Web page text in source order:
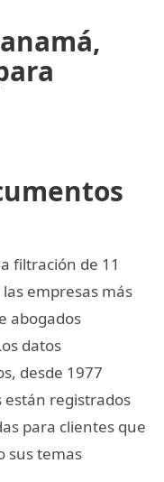
filtración de 11
empresas más
abogados
datos
desde 1977
están registrados
para clientes que
sus temas